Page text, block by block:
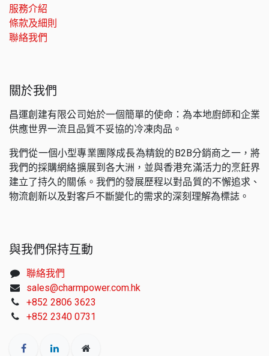
服務介紹
條款及細則
聯絡我們
關於我們
昌運創建有限公司始於一個簡單的使命：為本地廚師和企業
供應世界一流且品質不妥協的冷凍肉品。
我們從一個小型專業團隊成長為精銳的B2B分銷商之一，將
我們的採購網絡擴展到各大洲，並與香港充滿活力的烹飪界
建立了持久的關係。我們的發展歷程以對品質的不懈追求、
物流創新以及對客戶不斷變化的需求的深刻理解為標誌。
與我們保持互動
聯絡我們
sales@charmpower.com.hk
+852 2806 3623
+852 2340 0731